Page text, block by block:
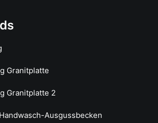
Granitplatte
Granitplatte 2
Ausgussbecken